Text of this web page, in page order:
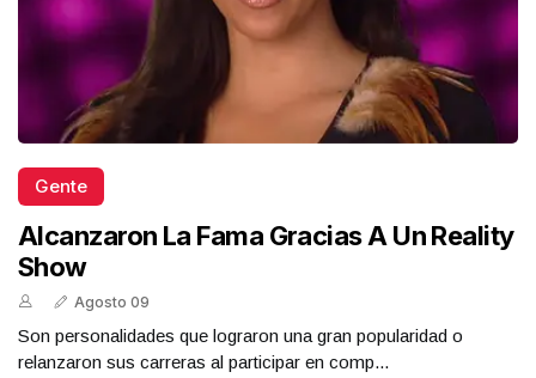
Gente
Alcanzaron La Fama Gracias A Un Reality
Show
Agosto 09
Son personalidades que lograron una gran popularidad o
relanzaron sus carreras al participar en comp...